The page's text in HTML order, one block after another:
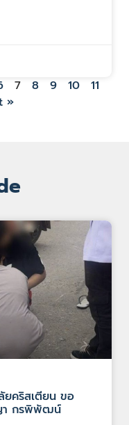
7 8 9 10
11
»
ยคริสเตียน ขอ
า กรพิพัฒน์